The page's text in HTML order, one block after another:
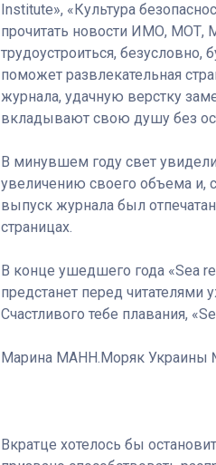
Institute», «Культура
прочитать новости ИМО, МОТ,
трудоустроиться, безусловно,
поможет развлекательная
журнала, удачную верстку
вкладывают свою душу без
В минувшем году свет
увеличению своего объема и,
выпуск журнала был
страницах.
В конце ушедшего года «Sea
предстанет перед читателями
Счастливого тебе плавания,
Марина МАНН.Моряк Украины
Вкратце хотелось бы